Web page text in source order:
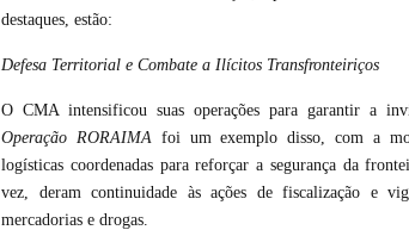
destaques, estão:
Defesa Territorial e Combate a Ilícitos Transfronteiriços
O CMA intensificou suas operações para garantir a
Operação RORAIMA foi um exemplo disso, com a
logísticas coordenadas para reforçar a segurança da
vez, deram continuidade às ações de fiscalização e
mercadorias e drogas.